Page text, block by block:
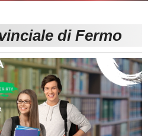
Carica la tua Rosa
di Fermo